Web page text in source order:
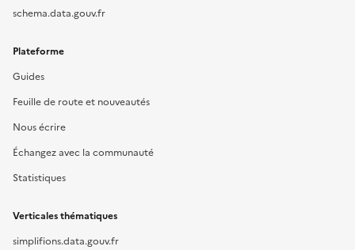
schema.data.gouv.fr
Plateforme
Guides
Feuille de route et nouveautés
Nous écrire
Échangez avec la communauté
Statistiques
Verticales thématiques
simplifions.data.gouv.fr